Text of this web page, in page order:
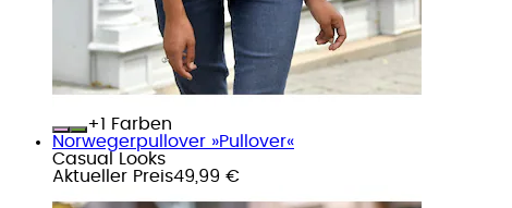
+
Farben
Norwegerpullover »Pullover«
Casual Looks
Aktueller Preis49,99 €